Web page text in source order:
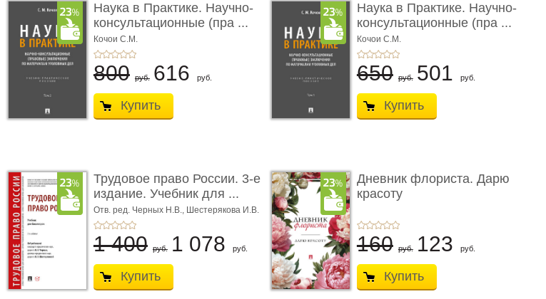
Наука в Практике. Научно-
консультационные (пра ...
Кочои С.М.
800 руб. 616 руб.
Купить
Наука в Практике. Научно-
консультационные (пра ...
Кочои С.М.
650 руб. 501 руб.
Купить
Трудовое право России. 3-е
издание. Учебник для ...
Отв. ред. Черных Н.В., Шестерякова И.В.
1 400 руб. 1 078 руб.
Купить
Дневник флориста. Дарю
красоту
160 руб. 123 руб.
Купить